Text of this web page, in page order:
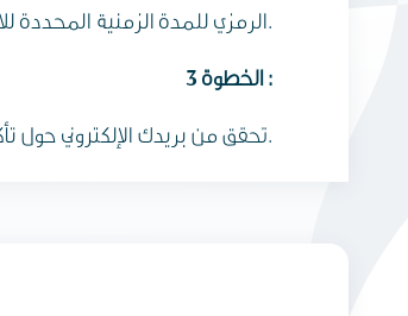
الرمزي للمدة الزمنية المحددة للاحتفاظ بالحجز.
الخطوة 3 :
تحقق من بريدك الإلكتروني حول تأكيد الحجز والإطلاع على كافة التفاصيل.